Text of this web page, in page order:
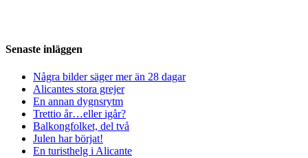
Senaste inläggen
Några bilder säger mer än 28 dagar
Alicantes stora grejer
En annan dygnsrytm
Trettio år…eller igår?
Balkongfolket, del två
Julen har börjat!
En turisthelg i Alicante